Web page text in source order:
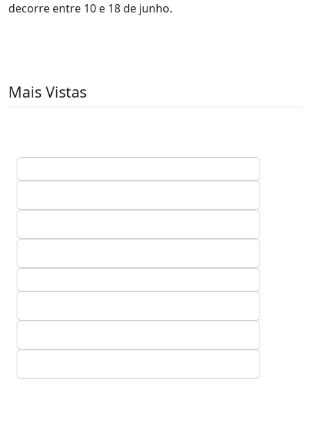
decorre entre 10 e 18 de junho.
Mais Vistas